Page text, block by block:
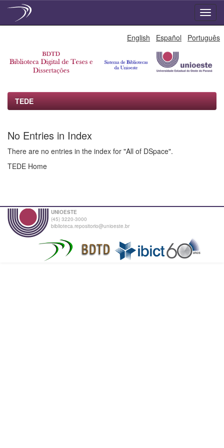
English Español Português
TEDE
No Entries in Index
There are no entries in the index for "All of DSpace".
TEDE Home
UNIOESTE
(45) 3220-3000
biblioteca.repositorio@unioeste.br